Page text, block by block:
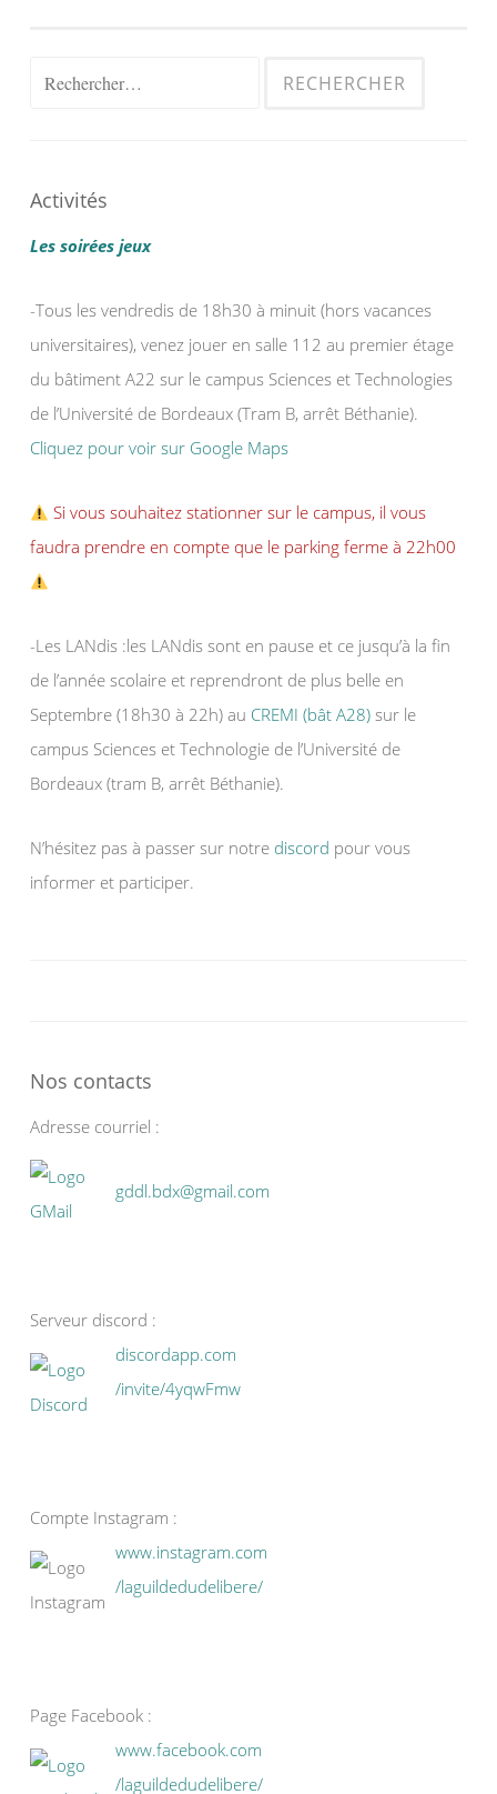
Rechercher :
Activités
Les soirées jeux
-Tous les vendredis de 18h30 à minuit (hors vacances
universitaires), venez jouer en salle 112 au premier étage
du bâtiment A22 sur le campus Sciences et Technologies
de l’Université de Bordeaux (Tram B, arrêt Béthanie).
Cliquez pour voir sur Google Maps
Si vous souhaitez stationner sur le campus, il vous
faudra prendre en compte que le parking ferme à 22h00
-Les LANdis :les LANdis sont en pause et ce jusqu’à la fin
de l’année scolaire et reprendront de plus belle en
Septembre (18h30 à 22h) au CREMI (bât A28) sur le
campus Sciences et Technologie de l’Université de
Bordeaux (tram B, arrêt Béthanie).
N’hésitez pas à passer sur notre discord pour vous
informer et participer.
Nos contacts
Adresse courriel :
gddl.bdx@gmail.com
Serveur discord :
discordapp.com
/invite/4yqwFmw
Compte Instagram :
www.instagram.com
/laguildedudelibere/
Page Facebook :
www.facebook.com
/laguildedudelibere/